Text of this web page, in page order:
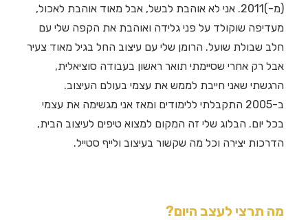
(מ-)2011. אני לא אוהבת לבשל, אבל מאוד אוהבת לאכול,
מעדיפה שוקולד על פני גלידה ואוהבת את הקפה שלי עם
חלב שבולת שועל. הרומן שלי עם עיצוב החל בגיל מאוד צעיר
אבל רק אחרי שסיימתי תואר ראשון בעבודה סוציאלית,
הרגשתי שאני חייבת לממש את עצמי בעולם העיצוב.
ב-2005 התקבלתי ללימודים ומאז אני מגשימה את עצמי
בכל יום. הבלוג שלי זה המקום למצוא טיפים לעיצוב הבית,
הדרכות יצירה וכל מה שקשור בעיצוב ולייף סטייל.
מה תרצי לעצב היום?